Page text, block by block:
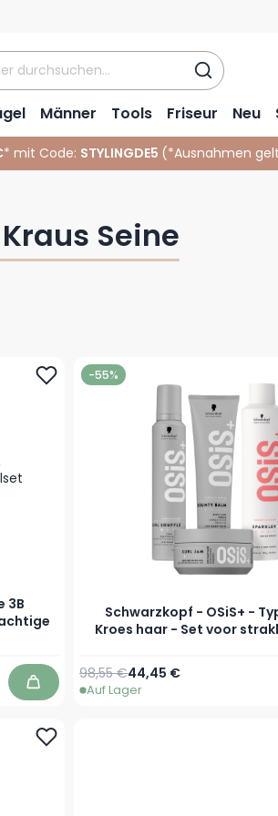
Männer Tools Friseur Neu
* mit Code: STYLINGDE5 (*Ausnahmen
Seine
3B
In den Warenkorb
-55%
Schwarzkopf - OSiS+ -
Kroes haar - Set voor
44,45 €
98,55 €
Auf Lager